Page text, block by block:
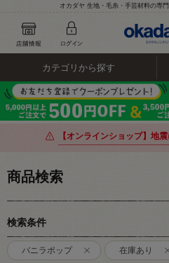
オカダヤ 生地・毛糸・手芸材料の専
カテゴリから探す
【オンラインショップ】地
商品検索
検索条件
バニラポップ 在庫あり